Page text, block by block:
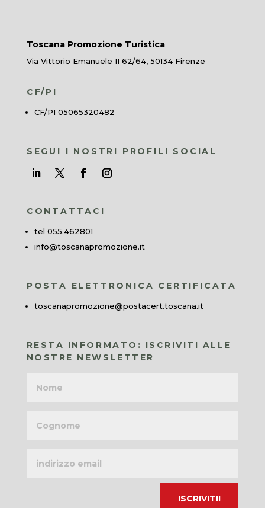
Toscana Promozione Turistica
Via Vittorio Emanuele II 62/64, 50134 Firenze
CF/PI
CF/PI 05065320482
SEGUI I NOSTRI PROFILI SOCIAL
CONTATTACI
tel 055.462801
info@toscanapromozione.it
POSTA ELETTRONICA CERTIFICATA
toscanapromozione@postacert.toscana.it
RESTA INFORMATO: ISCRIVITI ALLE
NOSTRE NEWSLETTER
email